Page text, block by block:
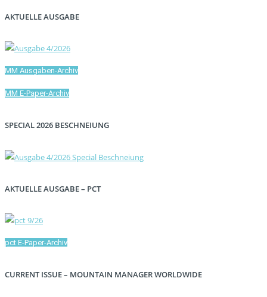
AKTUELLE AUSGABE
MM Ausgaben-Archiv
MM E-Paper-Archiv
SPECIAL 2026 BESCHNEIUNG
AKTUELLE AUSGABE – PCT
pct E-Paper-Archiv
CURRENT ISSUE – MOUNTAIN MANAGER WORLDWIDE